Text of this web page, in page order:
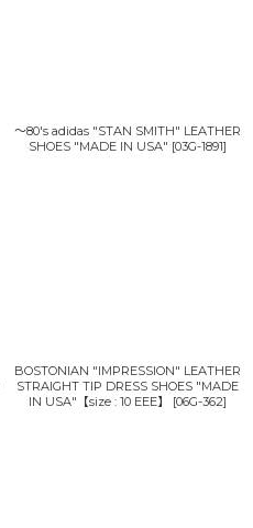
〜80's adidas "STAN SMITH" LEATHER
SHOES "MADE IN USA" [03G-1891]
BOSTONIAN "IMPRESSION" LEATHER
STRAIGHT TIP DRESS SHOES "MADE
IN USA"【size : 10 EEE】
[06G-362]